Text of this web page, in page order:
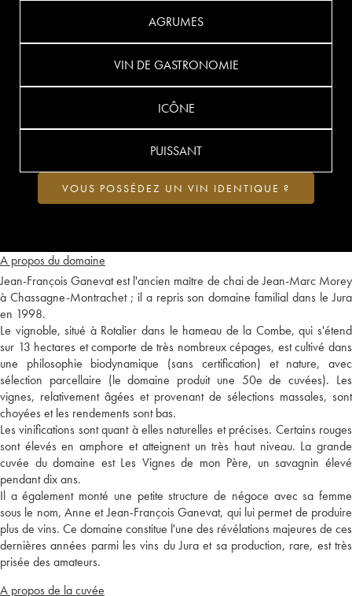
A propos du domaine
Jean-François Ganevat est l'ancien maître de chai de Jean-Marc Morey
à Chassagne-Montrachet ; il a repris son domaine familial dans le Jura
en 1998.
Le vignoble, situé à Rotalier dans le hameau de la Combe, qui s'étend
sur 13 hectares et comporte de très nombreux cépages, est cultivé dans
une philosophie biodynamique (sans certification) et nature, avec
sélection parcellaire (le domaine produit une 50e de cuvées). Les
vignes, relativement âgées et provenant de sélections massales, sont
choyées et les rendements sont bas.
Les vinifications sont quant à elles naturelles et précises. Certains rouges
sont élevés en amphore et atteignent un très haut niveau. La grande
cuvée du domaine est Les Vignes de mon Père, un savagnin élevé
pendant dix ans.
Il a également monté une petite structure de négoce avec sa femme
sous le nom, Anne et Jean-François Ganevat, qui lui permet de produire
plus de vins. Ce domaine constitue l'une des révélations majeures de ces
dernières années parmi les vins du Jura et sa production, rare, est très
prisée des amateurs.
A propos de la cuvée
AGRUMES
VIN DE GASTRONOMIE
ICÔNE
PUISSANT
VOUS POSSÉDEZ UN VIN IDENTIQUE ?